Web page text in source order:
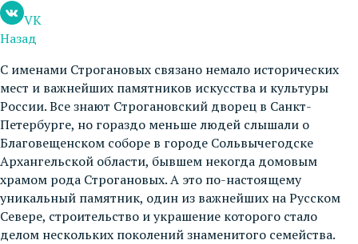
VK
Назад
С именами Строгановых связано немало исторических
мест и важнейших памятников искусства и культуры
России. Все знают Строгановский дворец в Санкт-
Петербурге, но гораздо меньше людей слышали о
Благовещенском соборе в городе Сольвычегодске
Архангельской области, бывшем некогда домовым
храмом рода Строгановых. А это по-настоящему
уникальный памятник, один из важнейших на Русском
Севере, строительство и украшение которого стало
делом нескольких поколений знаменитого семейства.